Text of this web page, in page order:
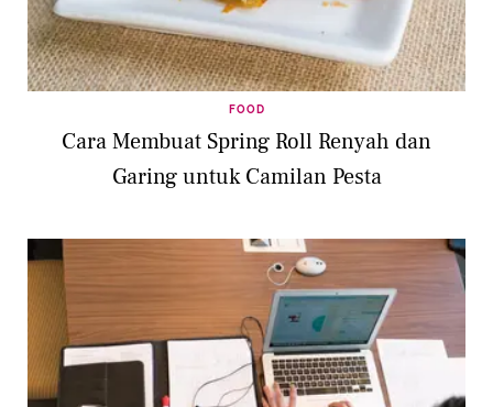
FOOD
Cara Membuat Spring Roll Renyah dan
Garing untuk Camilan Pesta